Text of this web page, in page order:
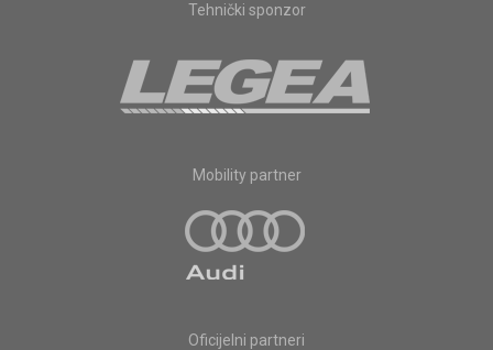
Tehnički sponzor
Mobility partner
Oficijelni partneri